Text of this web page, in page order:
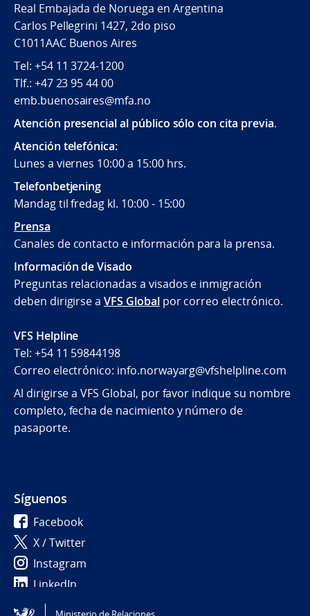
Real Embajada de Noruega en Argentina
Carlos Pellegrini 1427, 2do piso
C1011AAC Buenos Aires
Tel: +54 11 3724-1200
Tlf.: +47 23 95 44 00
emb.buenosaires@mfa.no
Atención presencial al público sólo con cita previa.
Atención telefónica:
Lunes a viernes 10:00 a 15:00 hrs.
Telefonbetjening
Mandag til fredag kl. 10:00 - 15:00
Prensa
Canales de contacto e información para la prensa.
Información de Visado
Preguntas relacionadas a visados e inmigración
deben dirigirse aVFS Globalpor correo electrónico.
VFS Helpline
Tel: +54 11 59844198
Correo electrónico: info.norwayarg@vfshelpline.com
Al dirigirse a VFS Global, por favor indique su nombre
completo, fecha de nacimiento y número de
pasaporte.
Síguenos
Facebook
X / Twitter
Instagram
LinkedIn